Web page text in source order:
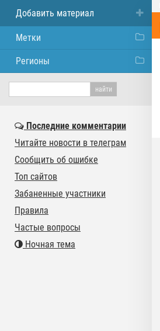
Добавить материал
Метки
Регионы
Последние комментарии
Читайте новости в телеграм
Сообщить об ошибке
Топ сайтов
Забаненные участники
Правила
Частые вопросы
Ночная тема